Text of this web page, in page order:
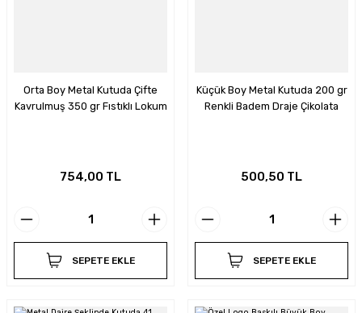
Orta Boy Metal Kutuda Çifte
Kavrulmuş 350 gr Fıstıklı Lokum
754,00 TL
SEPETE EKLE
Küçük Boy Metal Kutuda 200 gr
Renkli Badem Draje Çikolata
500,50 TL
SEPETE EKLE